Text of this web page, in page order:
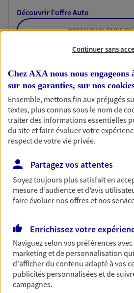
Découvrir l'offre Auto
OBTENIR UN TARIF
Habitation
Votre logement est unique,
contrat Ma Maison assure
protégeant ce qui vous tient à
Découvrir l'offre Habitation
OBTENIR UN TARIF EN
Garantie
Bricoleuse, féru de jardinage,
ou grande lectrice… personne
Accident, protégez votre qualité
Découvrir l'offre Garantie
OBTENIR UN TARIF
Continuer sans
Chez AXA nous nous
sur nos garanties, sur nos
Ensemble, mettons fin aux préjugés
textes, plus connus sous le nom de
traiter des informations essentielles
du site et faire évoluer votre
respect de votre vie privée.
Partagez vos attentes
Soyez toujours plus satisfait en
mesure d’audience et d’avis
faire évoluer nos offres et nos
Enrichissez votre
Naviguez selon vos préférences avec
marketing et de personnalisation
d'afficher du contenu adapté à vos
publicités personnalisées et de
campagnes.